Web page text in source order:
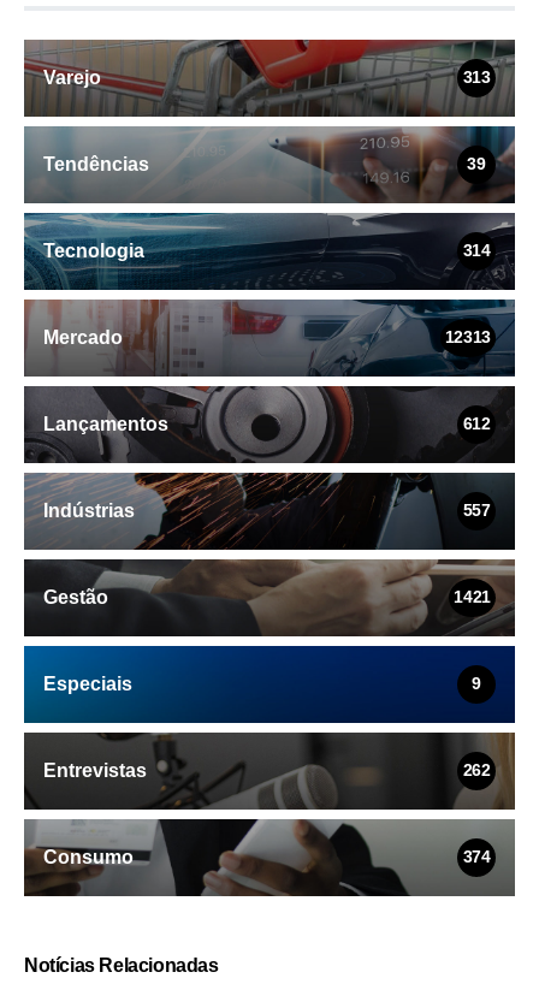
Varejo 313
Tendências 39
Tecnologia 314
Mercado 12313
Lançamentos 612
Indústrias 557
Gestão 1421
Especiais 9
Entrevistas 262
Consumo 374
Notícias Relacionadas